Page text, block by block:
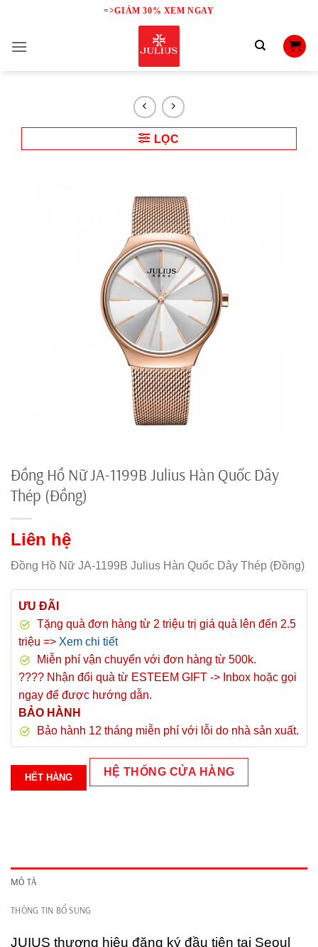
content
=>GIẢM 30% XEM NGAY
LỌC
Đồng Hồ Nữ JA-1199B Julius Hàn Quốc Dây
Thép (Đồng)
Liên hệ
Đồng Hồ Nữ JA-1199B Julius Hàn Quốc Dây Thép (Đồng)
ƯU ĐÃI
Tặng quà đơn hàng từ 2 triệu trị giá quà lên đến 2.5
triệu => Xem chi tiết
Miễn phí vận chuyển với đơn hàng từ 500k.
???? Nhận đổi quà từ ESTEEM GIFT -> Inbox hoặc gọi
ngay để được hướng dẫn.
BẢO HÀNH
Bảo hành 12 tháng miễn phí với lỗi do nhà sản xuất.
HẾT HÀNG HỆ THỐNG CỬA HÀNG
MÔ TẢ
THÔNG TIN BỔ SUNG
JUIUS thương hiệu đăng ký đầu tiên tại Seoul